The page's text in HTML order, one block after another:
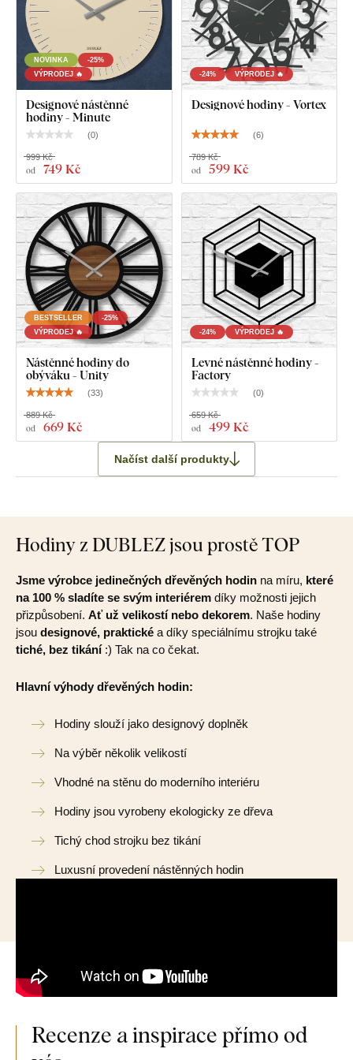
Návod na montáž
NOVINKA
-25%
VÝPRODEJ 🔥
Designové nástěnné
hodiny - Minute
(0)
od 749 Kč
999 Kč
-24% VÝPRODEJ 🔥
Designové hodiny - Vortex
(6)
od 599 Kč
789 Kč
BESTSELLER
-25%
VÝPRODEJ 🔥
Nástěnné hodiny do
obýváku - Unity
(33)
od 669 Kč
889 Kč
-24% VÝPRODEJ 🔥
Levné nástěnné hodiny -
Factory
(0)
od 499 Kč
659 Kč
Načíst další produkty
Hodiny z DUBLEZ jsou prostě TOP
Jsme výrobce jedinečných dřevěných hodin na míru, které
na 100 % sladíte se svým interiérem díky možnosti jejich
přizpůsobení. Ať už velikostí nebo dekorem. Naše hodiny
jsou designové, praktické a díky speciálnímu strojku také
tiché, bez tikání:) Tak na co čekat.
Hlavní výhody dřevěných hodin:
Hodiny slouží jako designový doplněk
Na výběr několik velikostí
Vhodné na stěnu do moderního interiéru
Hodiny jsou vyrobeny ekologicky ze dřeva
Tichý chod strojku bez tikání
Luxusní provedení nástěnných hodin
Recenze a inspirace přímo od